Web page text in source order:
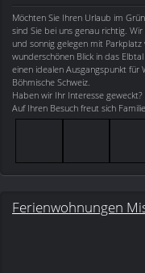
Möchten Sie Ihren Urlaub im
sind Sie bei uns genau richtig.
und sonnig gelegen mit
wunderschönen Blick in das
einen idealen Ausgangspunkt für
Böhmische Schweiz.
Haben wir Ihr Interesse
Auf Ihren Besuch freut sich
Ferienwohnungen